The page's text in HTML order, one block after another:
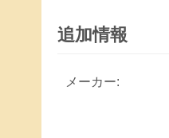
追加情報
メーカー: